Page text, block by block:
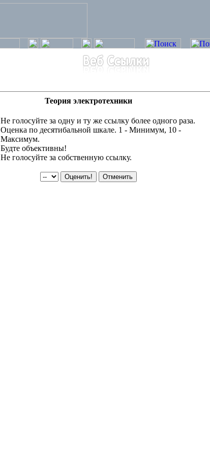
Теория электротехники
Не голосуйте за одну и ту же ссылку более одного раза.
Оценка по десятибальной шкале. 1 - Минимум, 10 -
Максимум.
Будте объективны!
Не голосуйте за собственную ссылку.